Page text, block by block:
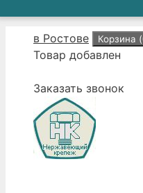
Перейтив Ростове Корзина (
Товар добавлен
Заказать звонок